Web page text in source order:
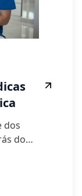
dos
do…